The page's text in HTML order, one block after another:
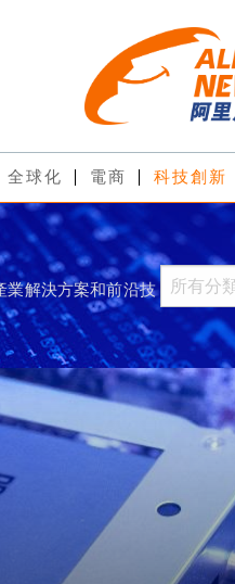
全球化 電商 科技創新
業解決方案和前沿技